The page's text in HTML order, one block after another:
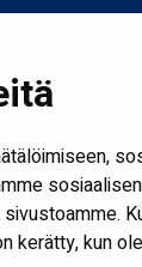
kerätty, kun